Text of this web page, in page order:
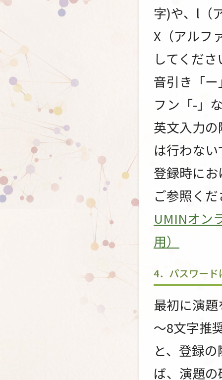
字)や、l（
X（アルフ
してくださ
音引き「
フン「-」
英文入力
は行わな
登録時に
ご参照く
UMINオン
用）
4．パスワード
最初に演
～8文字推
と、登録
ば、演題